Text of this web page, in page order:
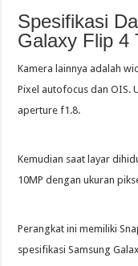
Spesifikasi
Galaxy Flip 4
Kamera lainnya adalah
Pixel autofocus dan OIS.
aperture f1.8.
Kemudian saat layar
10MP dengan ukuran
Perangkat ini memiliki
spesifikasi Samsung